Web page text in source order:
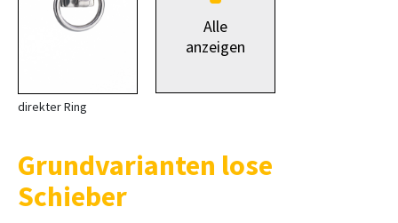
direkter Ring
Alle
anzeigen
Grundvarianten lose
Schieber